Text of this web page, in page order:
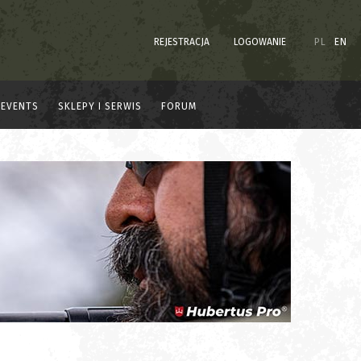
REJESTRACJA LOGOWANIE PL EN
EVENTS SKLEPY I SERWIS FORUM